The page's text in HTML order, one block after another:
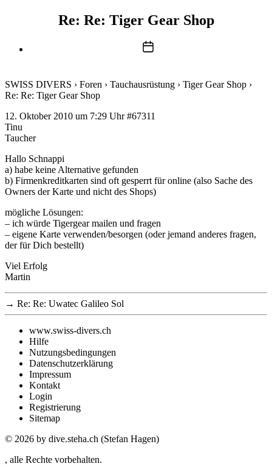
Re: Re: Tiger Gear Shop
Beitragsdatum
SWISS DIVERS › Foren › Tauchausrüstung › Tiger Gear Shop ›
Re: Re: Tiger Gear Shop
12. Oktober 2010 um 7:29 Uhr #67311
Tinu
Taucher
Hallo Schnappi
a) habe keine Alternative gefunden
b) Firmenkreditkarten sind oft gesperrt für online (also Sache des
Owners der Karte und nicht des Shops)
mögliche Lösungen:
– ich würde Tigergear mailen und fragen
– eigene Karte verwenden/besorgen (oder jemand anderes fragen,
der für Dich bestellt)
Viel Erfolg
Martin
→ Re: Re: Uwatec Galileo Sol
www.swiss-divers.ch
Hilfe
Nutzungsbedingungen
Datenschutzerklärung
Impressum
Kontakt
Login
Registrierung
Sitemap
© 2026 by dive.steha.ch (Stefan Hagen)
, alle Rechte vorbehalten.